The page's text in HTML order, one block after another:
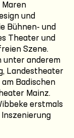
Maren
und
Bühnen- und
Theater und
Szene.
unter anderem
Landestheater
Badischen
Mainz.
erstmals